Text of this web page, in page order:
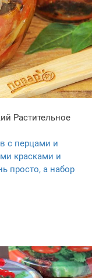
Растительное
с перцами и
красками и
просто, а набор